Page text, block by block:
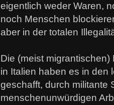
eigentlich weder Waren,
noch Menschen
aber in der totalen
Die (meist
in Italien haben es in den
geschafft, durch militante
menschenunwürdigen